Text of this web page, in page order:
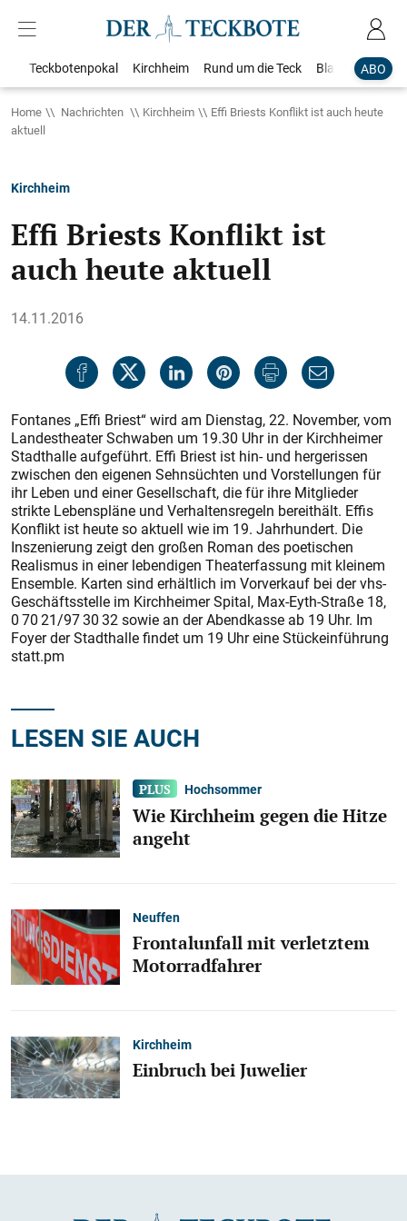
ABO
Teckbotenpokal Kirchheim Rund um die Teck Blaulicht
Home Nachrichten Kirchheim
Effi Briests Konflikt ist auch heute
aktuell
Kirchheim
Effi Briests Konflikt ist
auch heute aktuell
14.11.2016
Fontanes „Effi Briest“ wird am Dienstag, 22. November, vom
Landestheater Schwaben um 19.30 Uhr in der Kirchheimer
Stadthalle aufgeführt. Effi Briest ist hin- und hergerissen
zwischen den eigenen Sehnsüchten und Vorstellungen für
ihr Leben und einer Gesellschaft, die für ihre Mitglieder
strikte Lebenspläne und Verhaltensregeln bereithält. Effis
Konflikt ist heute so aktuell wie im 19. Jahrhundert. Die
Inszenierung zeigt den großen Roman des poetischen
Realismus in einer lebendigen Theaterfassung mit kleinem
Ensemble. Karten sind erhältlich im Vorverkauf bei der vhs-
Geschäftsstelle im Kirchheimer Spital, Max-Eyth-Straße 18,
0 70 21/97 30 32 sowie an der Abendkasse ab 19 Uhr. Im
Foyer der Stadthalle findet um 19 Uhr eine Stückeinführung
statt.pm
LESEN SIE AUCH
Hochsommer
Wie Kirchheim gegen die Hitze
angeht
Neuffen
Frontalunfall mit verletztem
Motorradfahrer
Kirchheim
Einbruch bei Juwelier